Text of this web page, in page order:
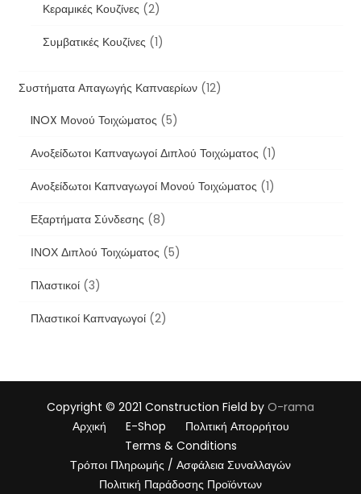
Κεραμικές Κουζίνες (2)
Συμβατικές Κουζίνες (1)
Συστήματα Απαγωγής Καπναερίων (12)
INOX Μονού Τοιχώματος (5)
Ανοξείδωτοι Καπναγωγοί Διπλού Τοιχώματος (1)
Ανοξείδωτοι Καπναγωγοί Μονού Τοιχώματος (1)
Εξαρτήματα Σύνδεσης (8)
ΙΝΟΧ Διπλού Τοιχώματος (5)
Πλαστικοί (3)
Πλαστικοί Καπναγωγοί (2)
Copyright © 2021 Construction Field by O-rama
Αρχική
E-Shop
Πολιτική Απορρήτου
Terms & Conditions
Τρόποι Πληρωμής / Ασφάλεια Συναλλαγών
Πολιτική Παράδοσης Προϊόντων